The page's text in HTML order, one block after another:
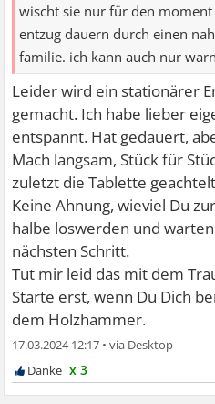
wischt sie nur für den
entzug dauern durch einen
familie. ich kann auch nur
Leider wird ein stationärer
gemacht. Ich habe lieber
entspannt. Hat gedauert,
Mach langsam, Stück für
zuletzt die Tablette
Keine Ahnung, wieviel Du
halbe loswerden und
nächsten Schritt.
Tut mir leid das mit dem
Starte erst, wenn Du Dich
dem Holzhammer.
17.03.2024 12:17 •
x 3